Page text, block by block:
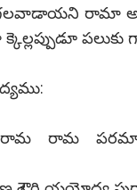
రామా
పలుకు
రామ